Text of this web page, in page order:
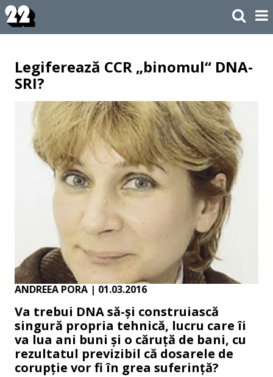
Legiferează CCR „binomul“ DNA-
SRI?
ANDREEA PORA | 01.03.2016
Va trebui DNA să-și construiască
singură propria tehnică, lucru care îi
va lua ani buni și o căruță de bani, cu
rezultatul previzibil că dosarele de
corupție vor fi în grea suferință?